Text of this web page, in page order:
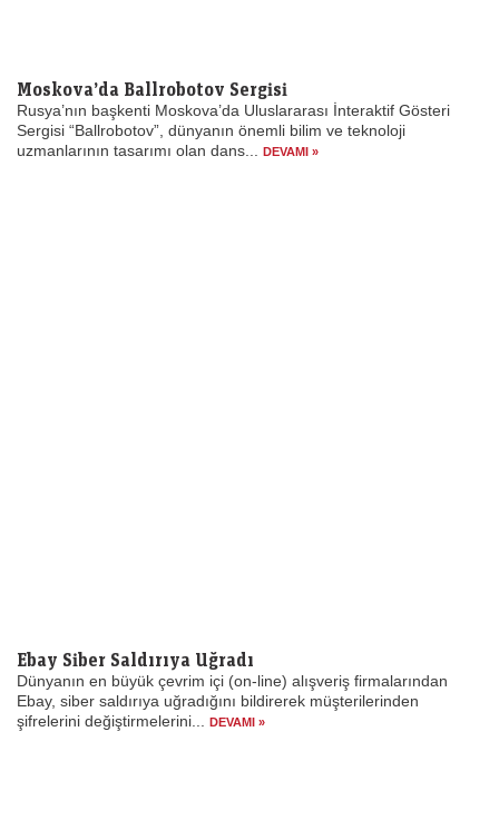
Moskova’da Ballrobotov Sergisi
Rusya’nın başkenti Moskova’da Uluslararası İnteraktif Gösteri
Sergisi “Ballrobotov”, dünyanın önemli bilim ve teknoloji
uzmanlarının tasarımı olan dans...
DEVAMI »
Ebay Siber Saldırıya Uğradı
Dünyanın en büyük çevrim içi (on-line) alışveriş firmalarından
Ebay, siber saldırıya uğradığını bildirerek müşterilerinden
şifrelerini değiştirmelerini...
DEVAMI »